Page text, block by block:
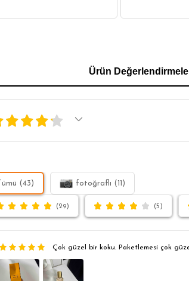
Ürün
Tümü (43) fotoğraflı (11)
(29) (5)
Çok güzel bir koku. Paketlemesi çok